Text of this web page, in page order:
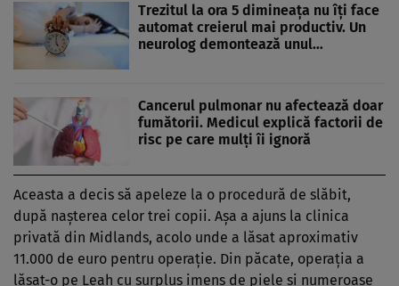
Trezitul la ora 5 dimineața nu îți face
automat creierul mai productiv. Un
neurolog demontează unul…
Cancerul pulmonar nu afectează doar
fumătorii. Medicul explică factorii de
risc pe care mulți îi ignoră
Aceasta a decis să apeleze la o procedură de slăbit,
după nașterea celor trei copii. Așa a ajuns la clinica
privată din Midlands, acolo unde a lăsat aproximativ
11.000 de euro pentru operație. Din păcate, operația a
lăsat-o pe Leah cu surplus imens de piele și numeroase